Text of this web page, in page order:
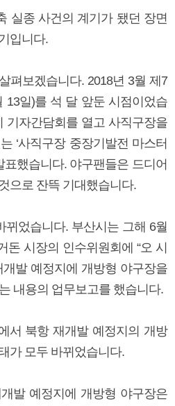
실종 사건의 계기가 됐던 장면
입니다.
펴보겠습니다. 2018년 3월 제7
13일)를 석 달 앞둔 시점이었습
기자간담회를 열고 사직구장을
‘사직구장 중장기발전 마스터
표했습니다. 야구팬들은 드디어
으로 잔뜩 기대했습니다.
뀌었습니다. 부산시는 그해 6월
돈 시장의 인수위원회에 “오 시
발 예정지에 개방형 야구장을
내용의 업무보고를 했습니다.
서 북항 재개발 예정지의 개방
가 모두 바뀌었습니다.
발 예정지에 개방형 야구장은